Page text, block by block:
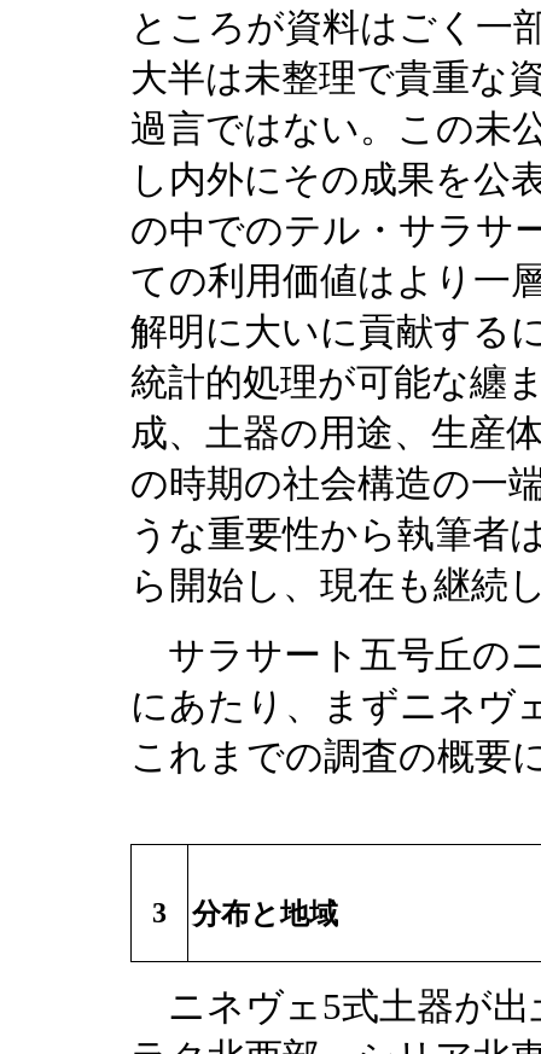
ところが資料はごく一
大半は未整理で貴重な
過言ではない。この未
し内外にその成果を公
の中でのテル・サラサ
ての利用価値はより一
解明に大いに貢献する
統計的処理が可能な纏
成、土器の用途、生産
の時期の社会構造の一
うな重要性から執筆者
ら開始し、現在も継続
サラサート五号丘の
にあたり、まずニネヴ
これまでの調査の概要
3 分布と地域
ニネヴェ5式土器が出